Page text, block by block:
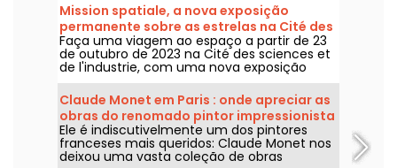
Mission spatiale, a nova exposição
permanente sobre as estrelas na Cité des
sciences
Faça uma viagem ao espaço a partir de 23
de outubro de 2023 na Cité des sciences et
de l'industrie, com uma nova exposição
permanente sobre a conquista do espaço.
Claude Monet em Paris : onde apreciar as
obras do renomado pintor impressionista
na capital?
Ele é indiscutivelmente um dos pintores
franceses mais queridos: Claude Monet nos
deixou uma vasta coleção de obras